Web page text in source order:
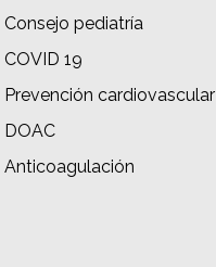
Consejo pediatría
COVID 19
Prevención cardiovascular
DOAC
Anticoagulación